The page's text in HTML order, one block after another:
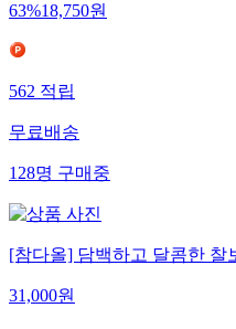
63%18,750원
562적립
무료배송
128명구매중
[참다올] 담백하고 달콤한 찰
31,000원